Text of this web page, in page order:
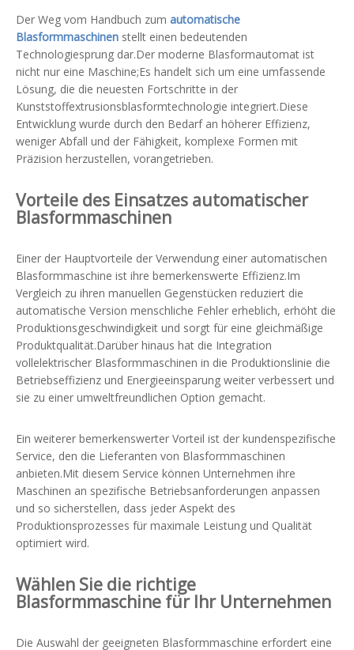
Der Weg vom Handbuch zum automatische
Blasformmaschinen stellt einen bedeutenden
Technologiesprung dar.Der moderne Blasformautomat ist
nicht nur eine Maschine;Es handelt sich um eine umfassende
Lösung, die die neuesten Fortschritte in der
Kunststoffextrusionsblasformtechnologie integriert.Diese
Entwicklung wurde durch den Bedarf an höherer Effizienz,
weniger Abfall und der Fähigkeit, komplexe Formen mit
Präzision herzustellen, vorangetrieben.
Vorteile des Einsatzes automatischer
Blasformmaschinen
Einer der Hauptvorteile der Verwendung einer automatischen
Blasformmaschine ist ihre bemerkenswerte Effizienz.Im
Vergleich zu ihren manuellen Gegenstücken reduziert die
automatische Version menschliche Fehler erheblich, erhöht die
Produktionsgeschwindigkeit und sorgt für eine gleichmäßige
Produktqualität.Darüber hinaus hat die Integration
vollelektrischer Blasformmaschinen in die Produktionslinie die
Betriebseffizienz und Energieeinsparung weiter verbessert und
sie zu einer umweltfreundlichen Option gemacht.
Ein weiterer bemerkenswerter Vorteil ist der kundenspezifische
Service, den die Lieferanten von Blasformmaschinen
anbieten.Mit diesem Service können Unternehmen ihre
Maschinen an spezifische Betriebsanforderungen anpassen
und so sicherstellen, dass jeder Aspekt des
Produktionsprozesses für maximale Leistung und Qualität
optimiert wird.
Wählen Sie die richtige
Blasformmaschine für Ihr Unternehmen
Die Auswahl der geeigneten Blasformmaschine erfordert eine